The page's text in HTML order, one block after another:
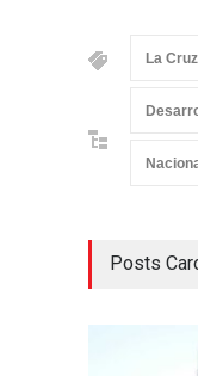
La Cruz
Posts